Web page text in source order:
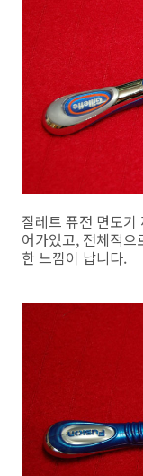
질레트 퓨전 면도
어가있고, 전체적으
한 느낌이 납니다.